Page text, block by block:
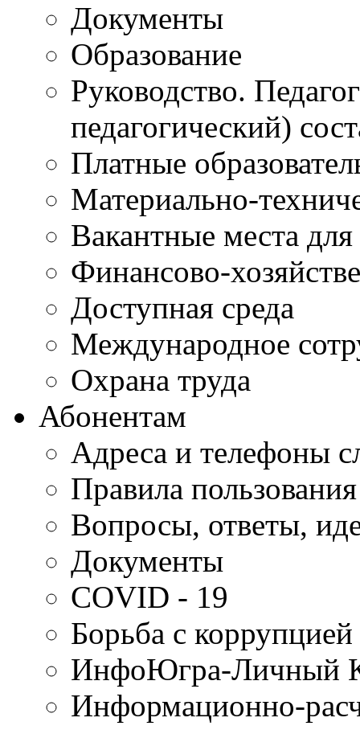
Документы
Образование
Руководство.
педагогический)
Платные
Материально-
Вакантные места
Финансово-
Доступная среда
Международное
Охрана труда
Абонентам
Адреса и телефоны
Правила
Вопросы, ответы,
Документы
COVID - 19
Борьба с
ИнфоЮгра-Личный
Информационно-